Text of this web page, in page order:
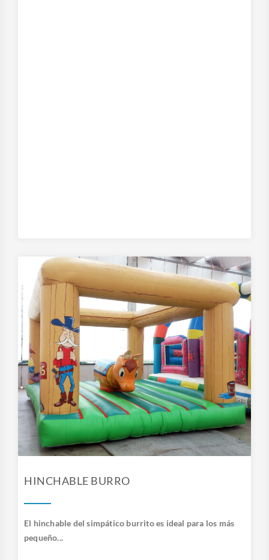
HINCHABLE BURRO
El hinchable del simpático burrito es ideal para los más
pequeño...